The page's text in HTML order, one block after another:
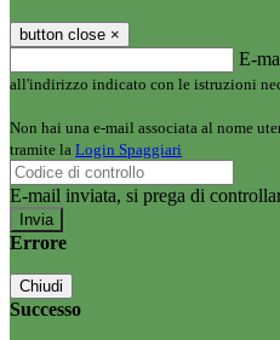
button close ×
E-
all'indirizzo indicato con le istruzioni
Non hai una e-mail associata al nome
tramite la Login Spaggiari
E-mail inviata, si prega di
Errore
Chiudi
Successo